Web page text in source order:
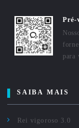
Pré-
para
SAIBA MAIS
Rei vigoroso 3.0